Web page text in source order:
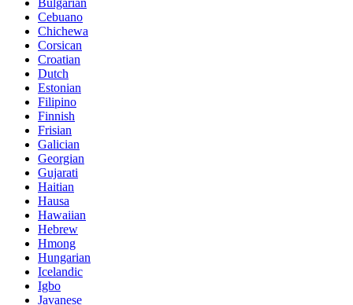
Cebuano
Chichewa
Corsican
Croatian
Dutch
Estonian
Filipino
Finnish
Frisian
Galician
Georgian
Gujarati
Haitian
Hausa
Hawaiian
Hebrew
Hmong
Hungarian
Icelandic
Igbo
Javanese